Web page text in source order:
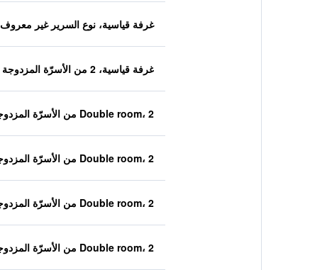
غرفة قياسية، نوع السرير غير معروف
غرفة قياسية، 2 من الأسرّة المزدوجة
Double room، 2 من الأسرّة المزدوجة
Double room، 2 من الأسرّة المزدوجة
Double room، 2 من الأسرّة المزدوجة
Double room، 2 من الأسرّة المزدوجة